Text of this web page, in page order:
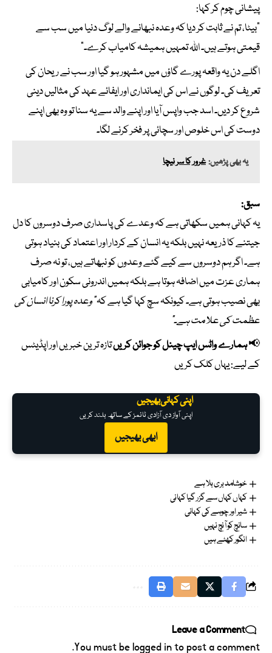
پیشانی چوم کر کہا:
“بیٹا، تم نے ثابت کر دیا کہ وعدہ نبھانے والے لوگ دنیا میں سب سے
قیمتی ہوتے ہیں۔ اللہ تمہیں ہمیشہ کامیاب کرے۔”
اگلے دن یہ واقعہ پورے گاؤں میں مشہور ہو گیا اور سب نے ریحان کی
تعریف کی۔ لوگوں نے اس کی ایمانداری اور ایفائے عہد کی مثالیں دینی
شروع کر دیں۔ اسد جب واپس آیا اور اپنے والد سے یہ سنا تو وہ بھی اپنے
دوست کی اس خلوص اور سچائی پر فخر کرنے لگا۔
یہ بھی پڑھیں:غرور کا سر نیچا
سبق:
یہ کہانی ہمیں سکھاتی ہے کہ وعدے کی پاسداری صرف دوسروں کا دل
جیتنے کا ذریعہ نہیں بلکہ یہ انسان کے کردار اور اعتماد کی بنیاد ہوتی
ہے۔ اگر ہم دوسروں سے کیے گئے وعدوں کو نبھاتے ہیں، تو نہ صرف
ہماری عزت میں اضافہ ہوتا ہے بلکہ ہمیں اندرونی سکون اور کامیابی
بھی نصیب ہوتی ہے۔ کیونکہ سچ کہا گیا ہے کہ“وعدہ پورا کرنا انسان کی
عظمت کی علامت ہے۔”
📢ہمارے واٹس ایپ چینل کو جوائن کریںتازہ ترین خبریں اور اپڈیٹس
کے لیے:یہاں کلک کریں
اپنی کہانی بھیجیں
اپنی آواز دی آزادی ٹائمز کے ساتھ بلند کریں
ابھی بھیجیں
خوشامد بری بلا ہے
کہاں کہاں سے گزر گیا کہانی
شیر اور چوہے کی کہانی
سانچ کو آنچ نہیں
انگور کھٹے ہیں
Leave a Comment
You must be logged into post a comment.